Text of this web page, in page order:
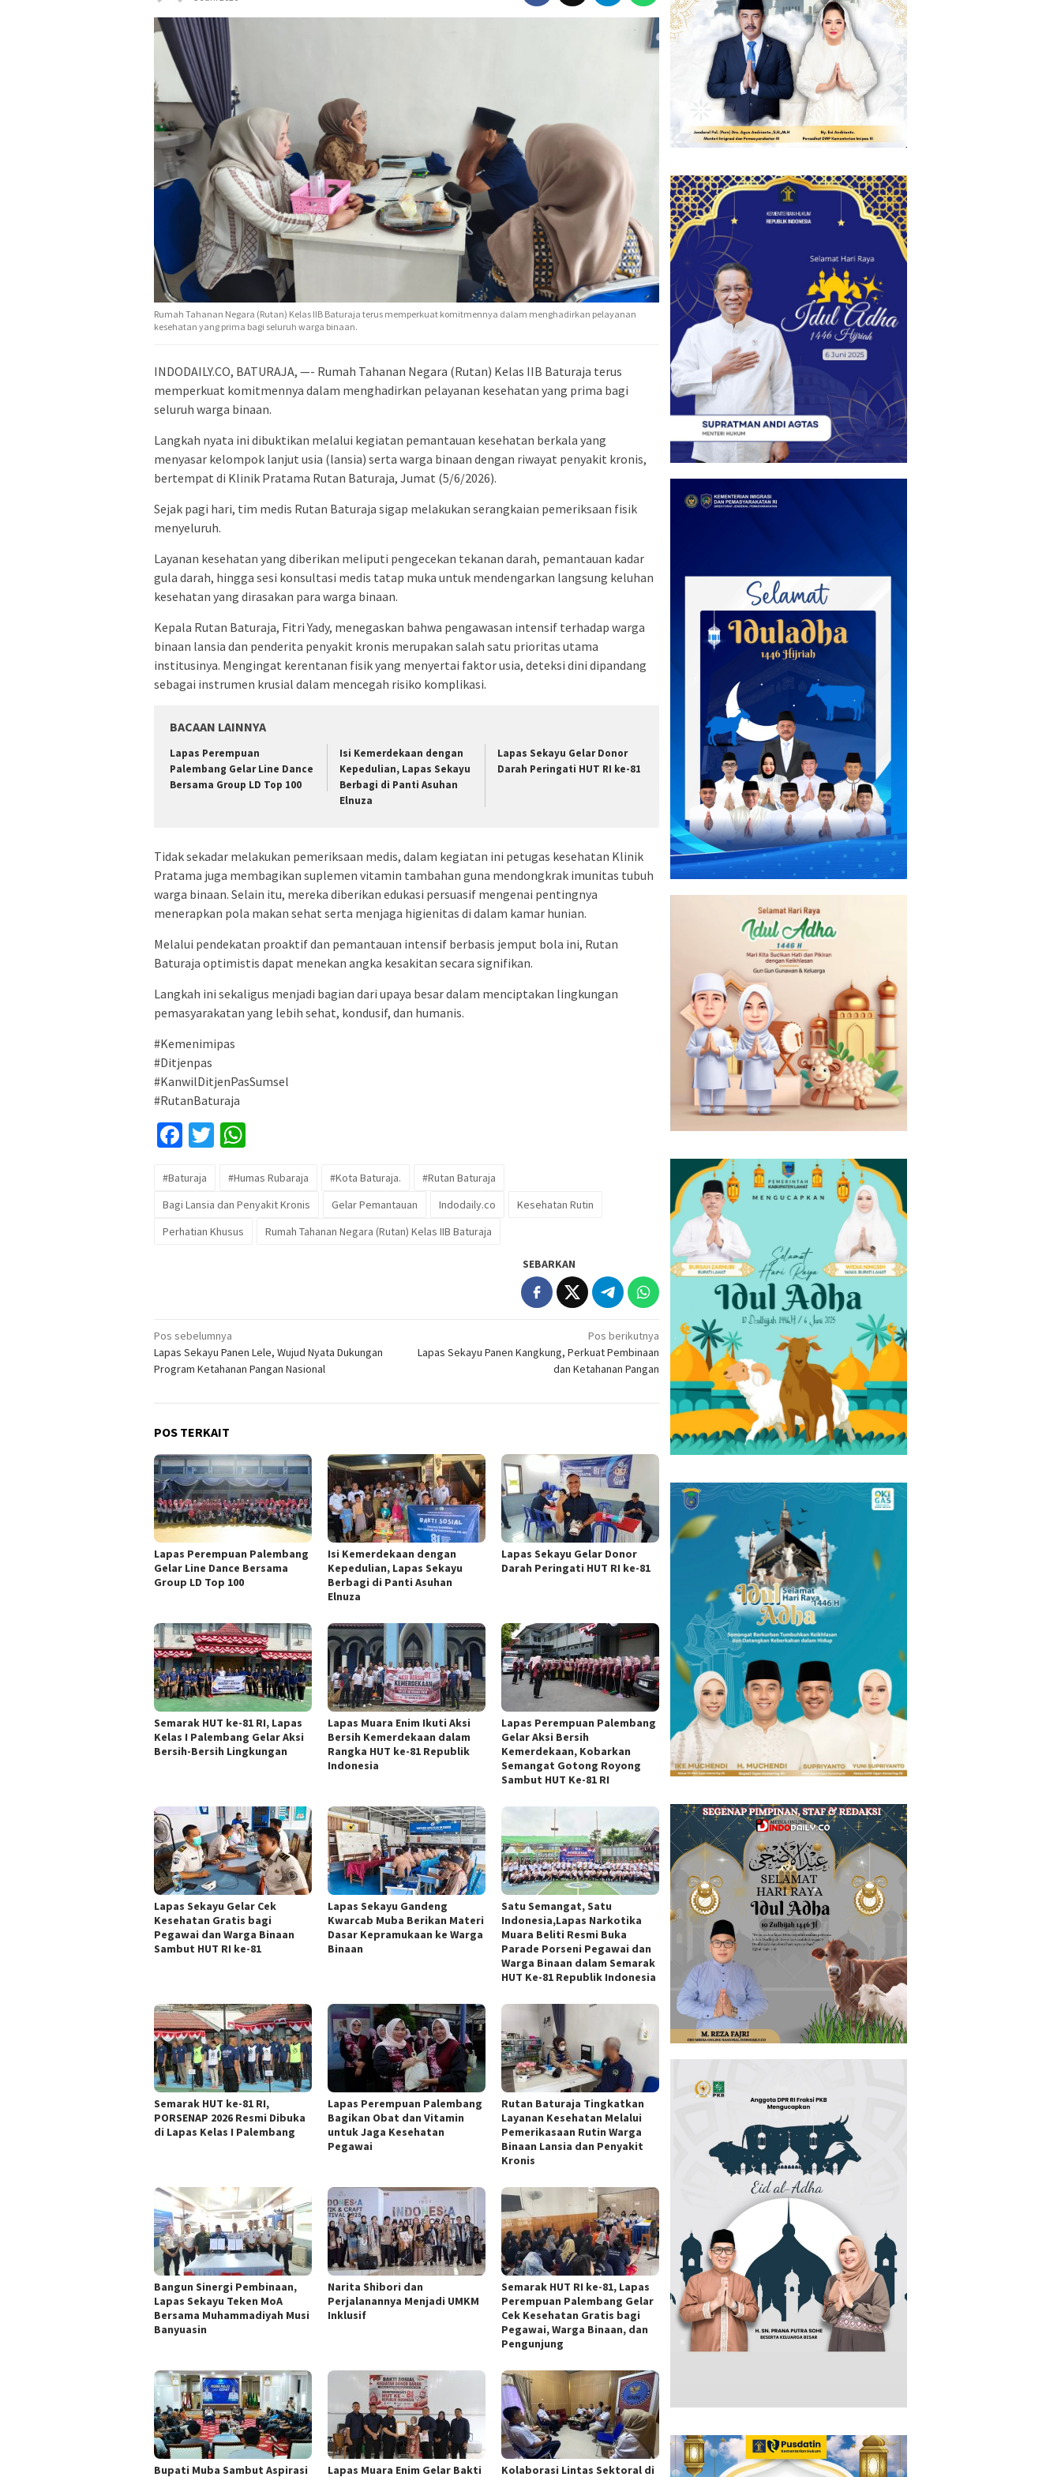
Rumah Tahanan Negara (Rutan) Kelas IIB Baturaja terus memperkuat komitmennya dalam menghadirkan pelayanan
kesehatan yang prima bagi seluruh warga binaan.
INDODAILY.CO, BATURAJA, —- Rumah Tahanan Negara (Rutan) Kelas IIB Baturaja terus
memperkuat komitmennya dalam menghadirkan pelayanan kesehatan yang prima bagi
seluruh warga binaan.
Langkah nyata ini dibuktikan melalui kegiatan pemantauan kesehatan berkala yang
menyasar kelompok lanjut usia (lansia) serta warga binaan dengan riwayat penyakit kronis,
bertempat di Klinik Pratama Rutan Baturaja, Jumat (5/6/2026).
Sejak pagi hari, tim medis Rutan Baturaja sigap melakukan serangkaian pemeriksaan fisik
menyeluruh.
Layanan kesehatan yang diberikan meliputi pengecekan tekanan darah, pemantauan kadar
gula darah, hingga sesi konsultasi medis tatap muka untuk mendengarkan langsung keluhan
kesehatan yang dirasakan para warga binaan.
Kepala Rutan Baturaja, Fitri Yady, menegaskan bahwa pengawasan intensif terhadap warga
binaan lansia dan penderita penyakit kronis merupakan salah satu prioritas utama
institusinya. Mengingat kerentanan fisik yang menyertai faktor usia, deteksi dini dipandang
sebagai instrumen krusial dalam mencegah risiko komplikasi.
BACAAN LAINNYA
Lapas Perempuan
Palembang Gelar Line Dance
Bersama Group LD Top 100
Isi Kemerdekaan dengan
Kepedulian, Lapas Sekayu
Berbagi di Panti Asuhan
Elnuza
Lapas Sekayu Gelar Donor
Darah Peringati HUT RI ke-81
Tidak sekadar melakukan pemeriksaan medis, dalam kegiatan ini petugas kesehatan Klinik
Pratama juga membagikan suplemen vitamin tambahan guna mendongkrak imunitas tubuh
warga binaan. Selain itu, mereka diberikan edukasi persuasif mengenai pentingnya
menerapkan pola makan sehat serta menjaga higienitas di dalam kamar hunian.
Melalui pendekatan proaktif dan pemantauan intensif berbasis jemput bola ini, Rutan
Baturaja optimistis dapat menekan angka kesakitan secara signifikan.
Langkah ini sekaligus menjadi bagian dari upaya besar dalam menciptakan lingkungan
pemasyarakatan yang lebih sehat, kondusif, dan humanis.
#Kemenimipas
#Ditjenpas
#KanwilDitjenPasSumsel
#RutanBaturaja
Facebook
Twitter
#Baturaja #Humas Rubaraja #Kota Baturaja.
#Rutan Baturaja
Bagi Lansia dan Penyakit Kronis
Gelar Pemantauan Indodaily.co
Kesehatan Rutin
Perhatian Khusus
Rumah Tahanan Negara (Rutan) Kelas IIB Baturaja
SEBARKAN
Navigasi
pos
Pos sebelumnya
Lapas Sekayu Panen Lele, Wujud Nyata Dukungan
Program Ketahanan Pangan Nasional
Pos berikutnya
Lapas Sekayu Panen Kangkung, Perkuat Pembinaan
dan Ketahanan Pangan
POS TERKAIT
Lapas Perempuan Palembang
Gelar Line Dance Bersama
Group LD Top 100
Isi Kemerdekaan dengan
Kepedulian, Lapas Sekayu
Berbagi di Panti Asuhan
Elnuza
Lapas Sekayu Gelar Donor
Darah Peringati HUT RI ke-81
Semarak HUT ke-81 RI, Lapas
Kelas I Palembang Gelar Aksi
Bersih-Bersih Lingkungan
Lapas Muara Enim Ikuti Aksi
Bersih Kemerdekaan dalam
Rangka HUT ke-81 Republik
Indonesia
Lapas Perempuan Palembang
Gelar Aksi Bersih
Kemerdekaan, Kobarkan
Semangat Gotong Royong
Sambut HUT Ke-81 RI
Lapas Sekayu Gelar Cek
Kesehatan Gratis bagi
Pegawai dan Warga Binaan
Sambut HUT RI ke-81
Lapas Sekayu Gandeng
Kwarcab Muba Berikan Materi
Dasar Kepramukaan ke Warga
Binaan
Satu Semangat, Satu
Indonesia,Lapas Narkotika
Muara Beliti Resmi Buka
Parade Porseni Pegawai dan
Warga Binaan dalam Semarak
HUT Ke-81 Republik Indonesia
Semarak HUT ke-81 RI,
PORSENAP 2026 Resmi Dibuka
di Lapas Kelas I Palembang
Lapas Perempuan Palembang
Bagikan Obat dan Vitamin
untuk Jaga Kesehatan
Pegawai
Rutan Baturaja Tingkatkan
Layanan Kesehatan Melalui
Pemerikasaan Rutin Warga
Binaan Lansia dan Penyakit
Kronis
Bangun Sinergi Pembinaan,
Lapas Sekayu Teken MoA
Bersama Muhammadiyah Musi
Banyuasin
Narita Shibori dan
Perjalanannya Menjadi UMKM
Inklusif
Semarak HUT RI ke-81, Lapas
Perempuan Palembang Gelar
Cek Kesehatan Gratis bagi
Pegawai, Warga Binaan, dan
Pengunjung
Bupati Muba Sambut Aspirasi Lapas Muara Enim Gelar Bakti Kolaborasi Lintas Sektoral di